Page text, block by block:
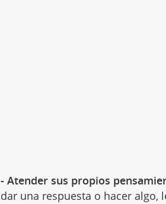
- Atender sus propios
dar una respuesta o hacer algo,